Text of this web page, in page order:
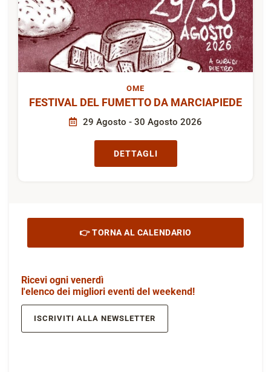
OME
FESTIVAL DEL FUMETTO DA MARCIAPIEDE
29 Agosto - 30 Agosto 2026
DETTAGLI
👉 TORNA AL CALENDARIO
Ricevi ogni venerdì
l'elenco dei migliori eventi del weekend!
ISCRIVITI ALLA NEWSLETTER